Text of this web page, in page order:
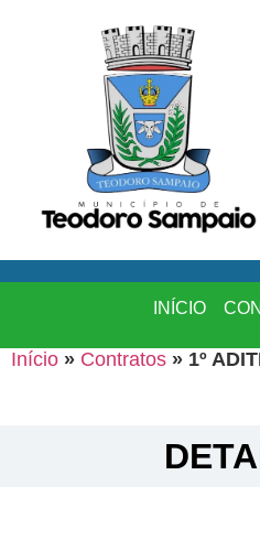
INÍCIO
Início » Contratos » 1º